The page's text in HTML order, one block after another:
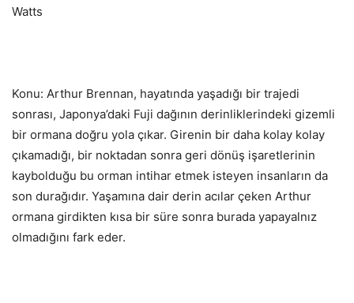
Watts
Konu: Arthur Brennan, hayatında yaşadığı bir trajedi
sonrası, Japonya’daki Fuji dağının derinliklerindeki gizemli
bir ormana doğru yola çıkar. Girenin bir daha kolay kolay
çıkamadığı, bir noktadan sonra geri dönüş işaretlerinin
kaybolduğu bu orman intihar etmek isteyen insanların da
son durağıdır. Yaşamına dair derin acılar çeken Arthur
ormana girdikten kısa bir süre sonra burada yapayalnız
olmadığını fark eder.